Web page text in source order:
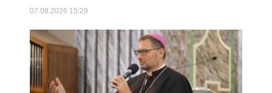
07.08.2026 15:29